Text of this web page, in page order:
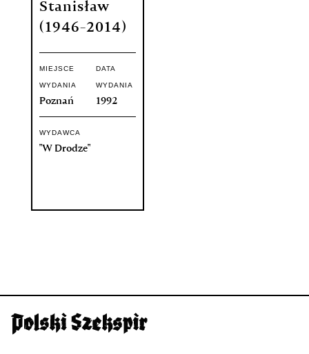
Stanisław
(1946-2014)
MIEJSCE
WYDANIA
Poznań
DATA
WYDANIA
1992
WYDAWCA
"W Drodze"